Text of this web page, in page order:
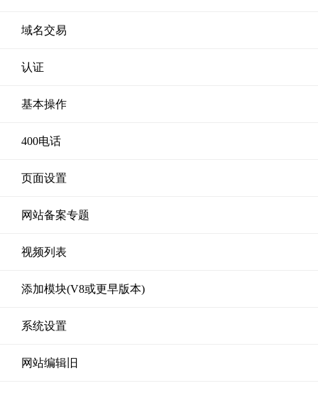
域名交易
认证
基本操作
400电话
页面设置
网站备案专题
视频列表
添加模块(V8或更早版本)
系统设置
网站编辑旧